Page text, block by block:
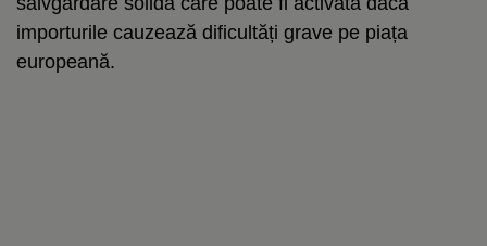
importurile cauzează dificultăți grave pe piața
europeană.